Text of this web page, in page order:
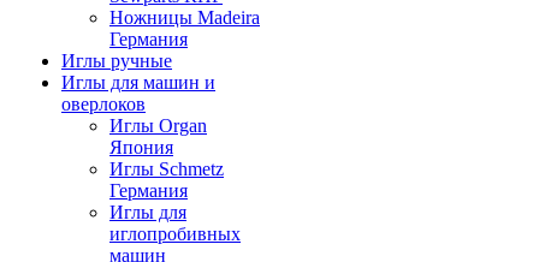
Ножницы Madeira
Германия
Иглы ручные
Иглы для машин и
оверлоков
Иглы Organ
Япония
Иглы Schmetz
Германия
Иглы для
иглопробивных
машин